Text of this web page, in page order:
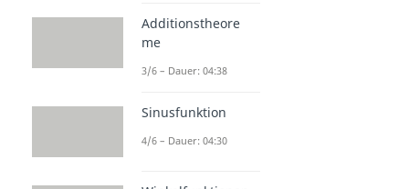
Additionstheore
me
3/6 – Dauer: 04:38
Sinusfunktion
4/6 – Dauer: 04:30